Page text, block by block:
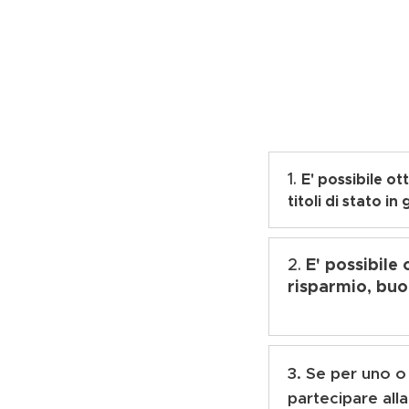
1. E' possibile
titoli di stato in
Sì, è possibile,
degli interessi
termine
valere il
ultimi 10 anni)
2. E'
risparmio,
E' questa una
l'ausilio di un
titolo in
3. Se per uno
partecipare